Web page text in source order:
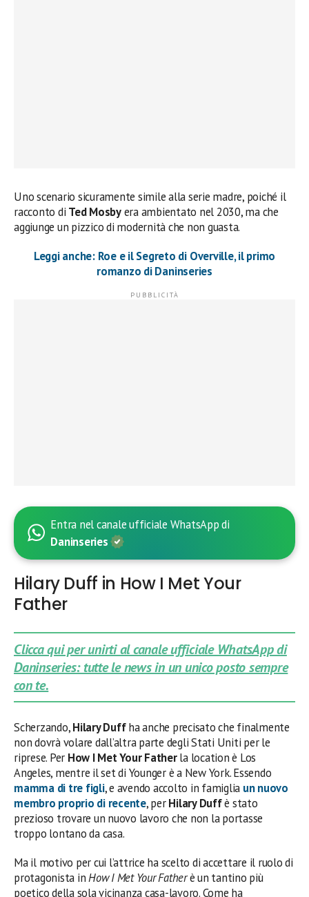
Uno scenario sicuramente simile alla serie madre, poiché il
racconto di Ted Mosbyera ambientato nel 2030, ma che
aggiunge un pizzico di modernità che non guasta.
Leggi anche: Roe e il Segreto di Overville, il primo
romanzo di Daninseries
Entra nel canale ufficiale WhatsApp di
Daninseries
Hilary Duff in How I Met Your
Father
Clicca qui per unirti al canale ufficiale WhatsApp di
Daninseries: tutte le news in un unico posto sempre
con te.
Scherzando,Hilary Duffha anche precisato che finalmente
non dovrà volare dall’altra parte degli Stati Uniti per le
riprese. Per How I Met Your Fatherla location è Los
Angeles, mentre il set di Younger è a New York. Essendo
mamma di tre figli, e avendo accolto in famiglia un nuovo
membro proprio di recente, perHilary Duffè stato
prezioso trovare un nuovo lavoro che non la portasse
troppo lontano da casa.
Ma il motivo per cui l’attrice ha scelto di accettare il ruolo di
protagonista inHow I Met Your Fatherè un tantino più
poetico della sola vicinanza casa-lavoro. Come ha